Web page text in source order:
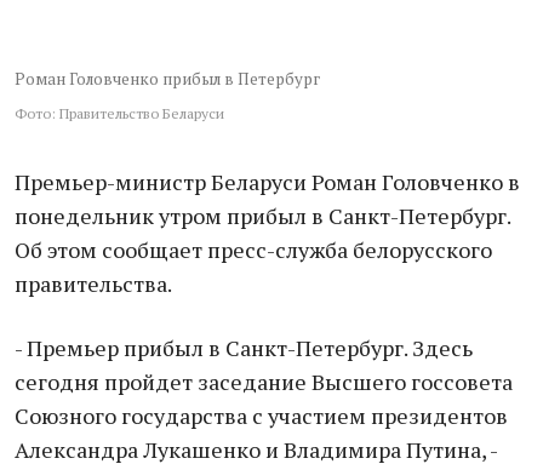
Роман Головченко прибыл в Петербург
Фото: Правительство Беларуси
Премьер-министр Беларуси Роман Головченко в
понедельник утром прибыл в Санкт-Петербург.
Об этом сообщает пресс-служба белорусского
правительства.
- Премьер прибыл в Санкт-Петербург. Здесь
сегодня пройдет заседание Высшего госсовета
Союзного государства с участием президентов
Александра Лукашенко и Владимира Путина, -